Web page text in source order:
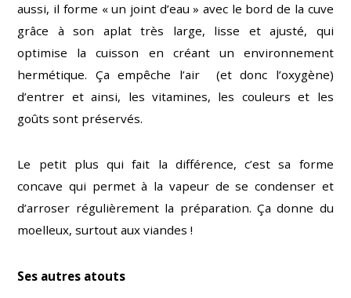
aussi, il forme « un joint d’eau » avec le bord de la cuve
grâce à son aplat très large, lisse et ajusté, qui
optimise la cuisson en créant un environnement
hermétique. Ça empêche l’air (et donc l’oxygène)
d’entrer et ainsi, les vitamines, les couleurs et les
goûts sont préservés.
Le petit plus qui fait la différence, c’est sa forme
concave qui permet à la vapeur de se condenser et
d’arroser régulièrement la préparation. Ça donne du
moelleux, surtout aux viandes !
Ses autres atouts